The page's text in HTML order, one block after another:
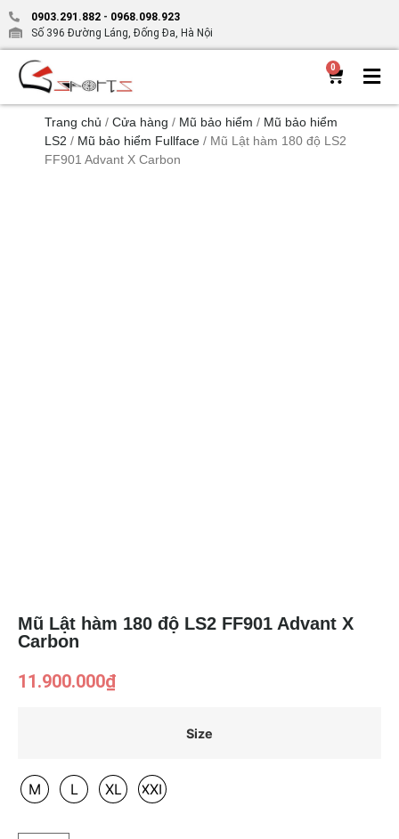
0903.291.882 - 0968.098.923
Số 396 Đường Láng, Đống Đa, Hà Nội
0
Trang chủ / Cửa hàng / Mũ bảo hiểm / Mũ bảo hiểm
LS2 / Mũ bảo hiểm Fullface / Mũ Lật hàm 180 độ LS2
FF901 Advant X Carbon
Mũ Lật hàm 180 độ LS2 FF901 Advant X
Carbon
11.900.000₫
Size
M L XL XXL